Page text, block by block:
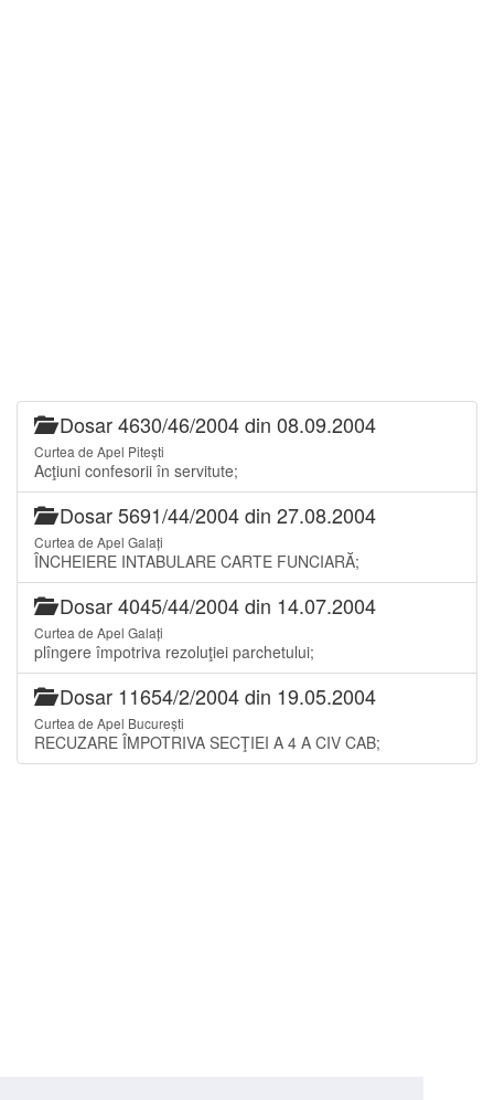
Dosar 4630/46/2004 din 08.09.2004
Curtea de Apel Pitești
Acţiuni confesorii în servitute;
Dosar 5691/44/2004 din 27.08.2004
Curtea de Apel Galați
ÎNCHEIERE INTABULARE CARTE FUNCIARĂ;
Dosar 4045/44/2004 din 14.07.2004
Curtea de Apel Galați
plîngere împotriva rezoluţiei parchetului;
Dosar 11654/2/2004 din 19.05.2004
Curtea de Apel București
RECUZARE ÎMPOTRIVA SECŢIEI A 4 A CIV CAB;